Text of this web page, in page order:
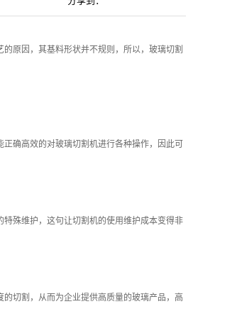
原因，其基料形状并不规则，所以，玻璃切割
确高效的对玻璃切割机进行各种操作，因此可
殊维护，这句让切割机的使用维护成本变得非
切割，从而为企业提供高质量的玻璃产品，高